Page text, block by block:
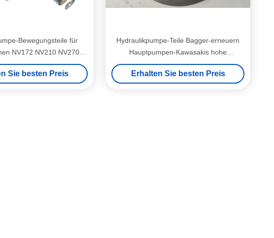
Bewegungsteile für
NV172 NV210 NV270
NV237
Sie besten Preis
Hydraulikpumpe-Teile Bagger-erneuern
Hauptpumpen-Kawasakis hohe
Leistungsfähigkeit
Erhalten Sie besten Preis